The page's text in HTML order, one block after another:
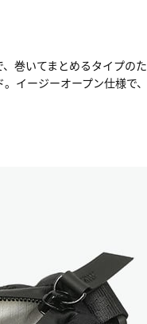
巻いてまとめるタイプの
イージーオープン仕様で